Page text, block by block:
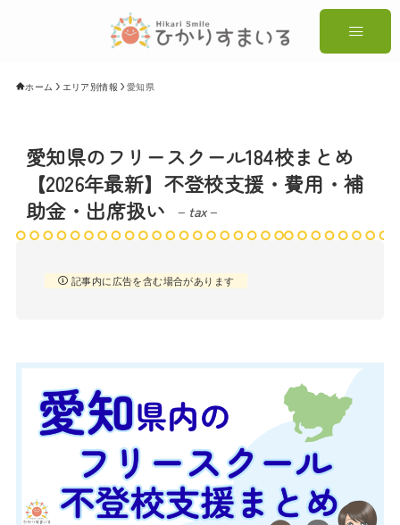
ホーム エリア別情報 愛知県
愛知県のフリースクール184校まとめ
【2026年最新】不登校支援・費用・補
助金・出席扱い
– tax –
記事内に広告を含む場合があります